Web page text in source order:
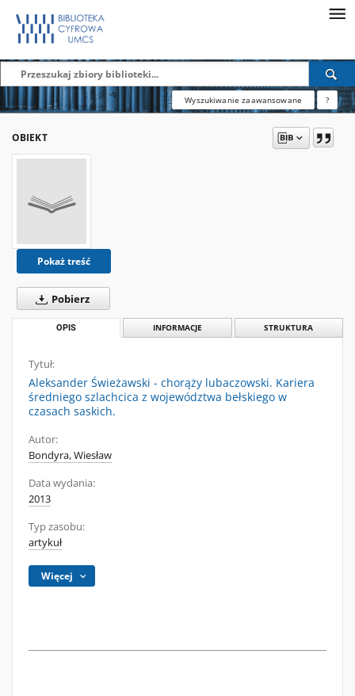
Wyszukiwanie zaawansowane ?
OBIEKT
Pokaż treść
Pobierz
OPIS INFORMACJE STRUKTURA
Tytuł:
Aleksander Świeżawski - chorąży lubaczowski. Kariera
średniego szlachcica z województwa bełskiego w
czasach saskich.
Autor:
Bondyra, Wiesław
Data wydania:
2013
Typ zasobu:
artykuł
Więcej